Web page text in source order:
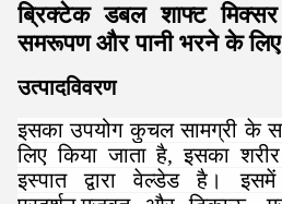
ब्रिक्टेक डबल शाफ्ट
समरूपण और पानी भरने के लिए
उत्पादविवरण
इसका उपयोग कुचल सामग्री
लिए किया जाता है, इसका
इस्पात द्वारा वेल्डेड है।